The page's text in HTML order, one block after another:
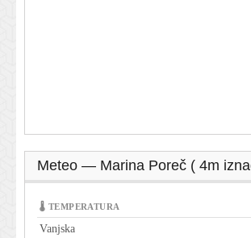
Meteo — Marina Poreč ( 4m
🌡 TEMPERATURA
Vanjska